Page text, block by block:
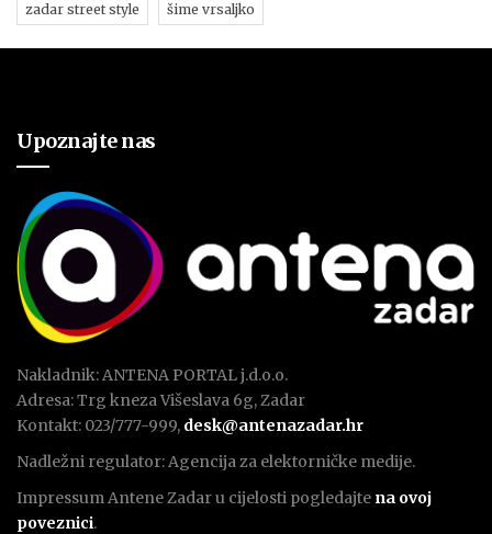
zadar street style šime vrsaljko
Upoznajte nas
Nakladnik: ANTENA PORTAL j.d.o.o.
Adresa: Trg kneza Višeslava 6g, Zadar
Kontakt: 023/777-999, desk@antenazadar.hr
Nadležni regulator: Agencija za elektorničke medije.
Impressum Antene Zadar u cijelosti pogledajte na ovoj
poveznici.